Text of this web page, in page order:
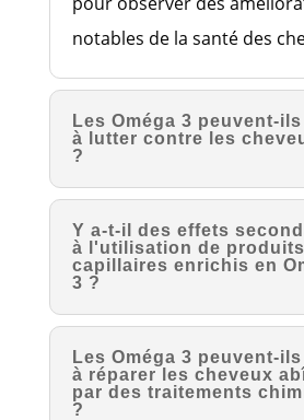
notables de la santé des
Les Oméga 3 peuvent-
à lutter contre les
?
Y a-t-il des effets
à l'utilisation de produits
capillaires enrichis en
3 ?
Les Oméga 3 peuvent-
à réparer les cheveux
par des traitements
?